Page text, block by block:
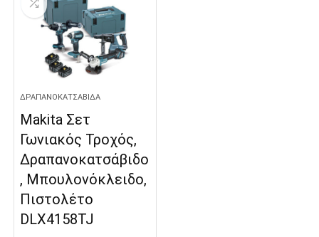
ΔΡΑΠΑΝΟΚΑΤΣΆΒΙΔΑ
Makita Σετ
Γωνιακός Τροχός,
Δραπανοκατσάβιδο
, Μπουλονόκλειδο,
Πιστολέτο
DLX4158TJ